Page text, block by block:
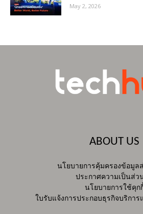
May 2, 2026
ABOUT US
นโยบายการคุ้มครองข้อมูล
ประกาศความเป็นส่ว
นโยบายการใช้คุก
ใบรับแจ้งการประกอบธุรกิจบริกา